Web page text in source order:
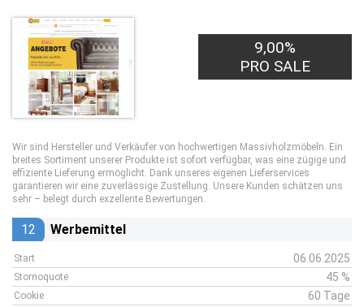
9,00%
PRO SALE
Wir sind Hersteller und Verkäufer von hochwertigen Massivholzmöbeln. Ein
breites Sortiment unserer Produkte ist sofort verfügbar, was eine zügige und
effiziente Lieferung ermöglicht. Dank unseres eigenen Lieferservices
garantieren wir eine zuverlässige Zustellung. Unsere Kunden schätzen uns
sehr – belegt durch exzellente Bewertungen.
12 Werbemittel
Start 06.06.2025
Stornoquote 45 %
Cookie 60 Tage